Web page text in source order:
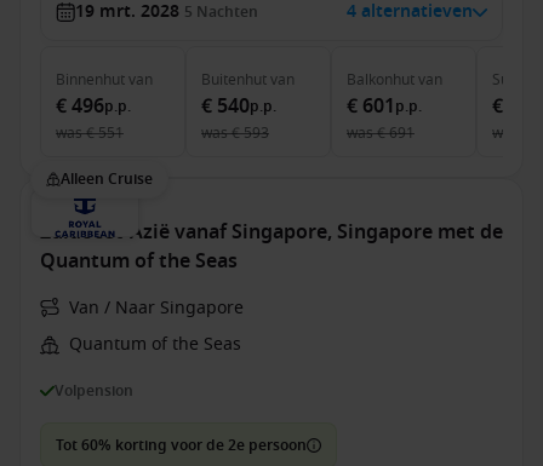
19 mrt. 2028 5 Nachten 4 alternatieven
Binnenhutvan
€ 496p.p.
was€ 551
Buitenhutvan
€ 540p.p.
was€ 593
Balkonhutvan
€ 601 p.p.
was€ 691
Suite
€ 888
was
Alleen Cruise
Zuidoost-Azië vanaf Singapore, Singapore met de
Quantum of the Seas
Van / Naar Singapore
Quantum of the Seas
Volpension
Tot 60% korting voor de 2e persoon